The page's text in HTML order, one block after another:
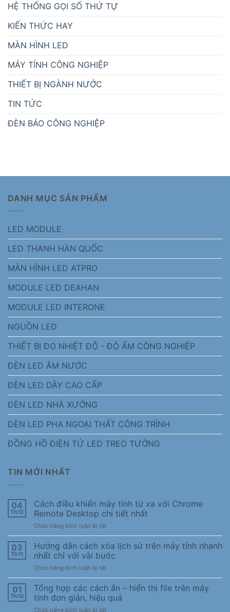
HỆ THỐNG GỌI SỐ THỨ TỰ
KIẾN THỨC HAY
MÀN HÌNH LED
MÁY TÍNH CÔNG NGHIỆP
THIẾT BỊ NGÀNH NƯỚC
TIN TỨC
ĐÈN BÁO CÔNG NGHIỆP
DANH MỤC SẢN PHẨM
LED MODULE
LED THANH HÀN QUỐC
MÀN HÌNH LED ATPRO
MODULE LED DEAHAN
MODULE LED INTERONE
NGUỒN LED
THIẾT BỊ ĐO NHIỆT ĐỘ - ĐỘ ẨM CÔNG NGHIỆP
ĐÈN LED ÂM NƯỚC
ĐÈN LED DÂY CAO CẤP
ĐÈN LED NHÀ XƯỞNG
ĐÈN LED PHA NGOẠI THẤT CÔNG TRÌNH
ĐỒNG HỒ ĐIỆN TỬ LED TREO TƯỜNG
TIN MỚI NHẤT
04
Th12
Cách điều khiển máy tính từ xa với Chrome
Remote Desktop chi tiết nhất
Chức năng bình luận bị tắtở
điều
khiển
máy
tính
từ
xa
với
Chrome
03
Th11
Hướng dẫn cách xóa lịch sử trên máy tính nhanh
nhất chỉ với vài bước
Chức năng bình luận bị tắtở
dẫn
cách
xóa
01
Th10
Tổng hợp các cách ẩn – hiển thị file trên máy
tính đơn giản, hiệu quả
Chức năng bình luận bị tắtở